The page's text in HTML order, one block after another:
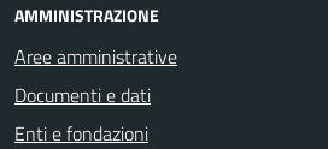
AMMINISTRAZIONE
Aree amministrative
Documenti e dati
Enti e fondazioni